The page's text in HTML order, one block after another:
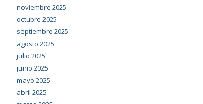
noviembre 2025
octubre 2025
septiembre 2025
agosto 2025
julio 2025
junio 2025
mayo 2025
abril 2025